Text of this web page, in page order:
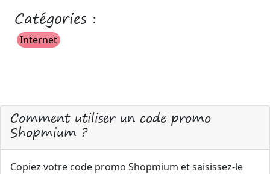
Catégories :
Internet
Comment utiliser un code promo
Shopmium ?
Copiez votre code promo Shopmium et saisissez-le